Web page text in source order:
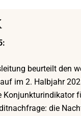
beurteilt den
im 2. Halbjahr
Konjunkturindikator
die